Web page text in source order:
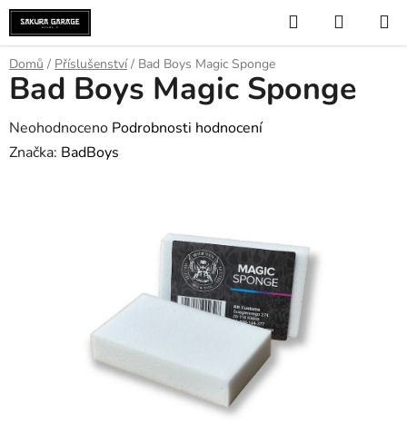
Přejít
na
obsah
Hledat
KOŠÍK
Domů / Příslušenství / Bad Boys Magic Sponge
Bad Boys Magic Sponge
Průměrné
hodnocení
Neohodnoceno Podrobnosti hodnocení
Značka: BadBoys